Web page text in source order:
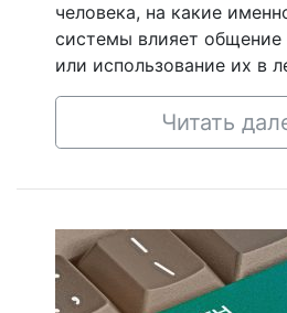
человека, на какие
системы влияет
или использование их в
Читать